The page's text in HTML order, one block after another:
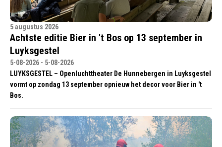
5 augustus 2026
Achtste editie Bier in 't Bos op 13 september in
Luyksgestel
5-08-2026 - 5-08-2026
LUYKSGESTEL – Openluchttheater De Hunnebergen in Luyksgestel
vormt op zondag 13 september opnieuw het decor voor Bier in 't
Bos.